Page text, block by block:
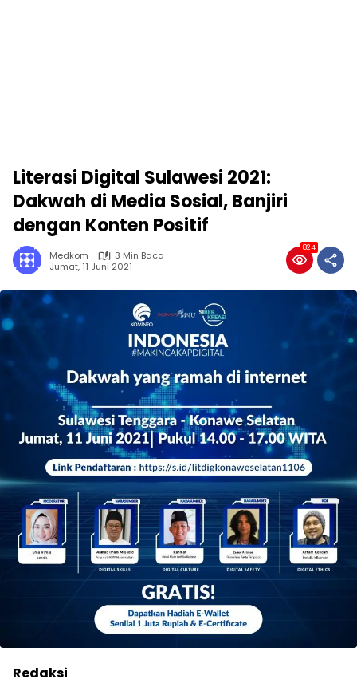
Literasi Digital Sulawesi 2021:
Dakwah di Media Sosial, Banjiri
dengan Konten Positif
Medkom
3 Min Baca
Jumat, 11 Juni 2021
824
Redaksi